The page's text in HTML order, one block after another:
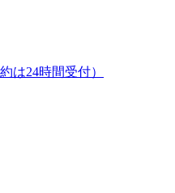
は24時間受付）